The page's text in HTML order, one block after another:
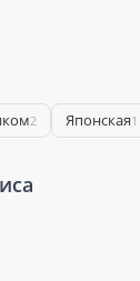
2 Японская1